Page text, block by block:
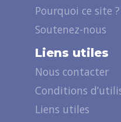
Pourquoi ce site ?
Soutenez-nous
Liens utiles
Nous contacter
Conditions
Liens utiles